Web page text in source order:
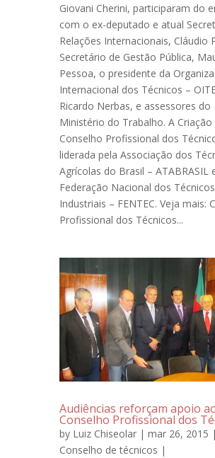
Giovani Cherini, participaram do
com o ex-deputado e atual
Relações Internacionais, Cláudio
Secretário de Gestão Pública,
Pessoa, o presidente da
Internacional dos Técnicos –
Ricardo Nerbas, e assessores do
Ministério do Trabalho. A Criação
Conselho Profissional dos
liderada pela Associação dos
Agrícolas do Brasil – ATABRASIL
Federação Nacional dos Técnicos
Industriais – FENTEC. Veja mais:
Profissional dos Técnicos...
Audiências reforçam apoio
Conselho Profissional dos
by Luiz Chiseolar | mar 26, 2015 |
Conselho de técnicos |